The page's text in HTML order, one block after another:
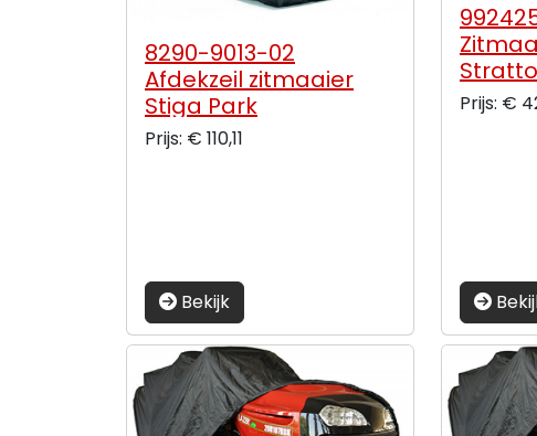
8290-9013-02
Afdekzeil zitmaaier
Stiga Park
Prijs: € 110,11
Bekijk
Prijs: €